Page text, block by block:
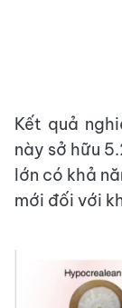
Kết quả
này sở hữu
lớn có khả
mới đối với